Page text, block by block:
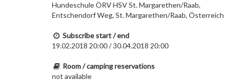
Hundeschule ÖRV HSV St. Margarethen/Raab,
Entschendorf Weg, St. Margarethen/Raab, Österreich
Subscribe start / end
19.02.2018 20:00 / 30.04.2018 20:00
Room / camping reservations
not available